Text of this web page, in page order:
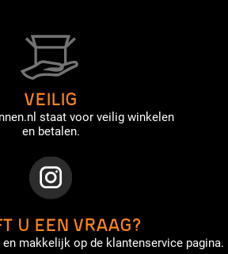
VEILIG
staat voor veilig winkelen
en betalen.
U EEN VRAAG?
makkelijk op de klantenservice pagina.